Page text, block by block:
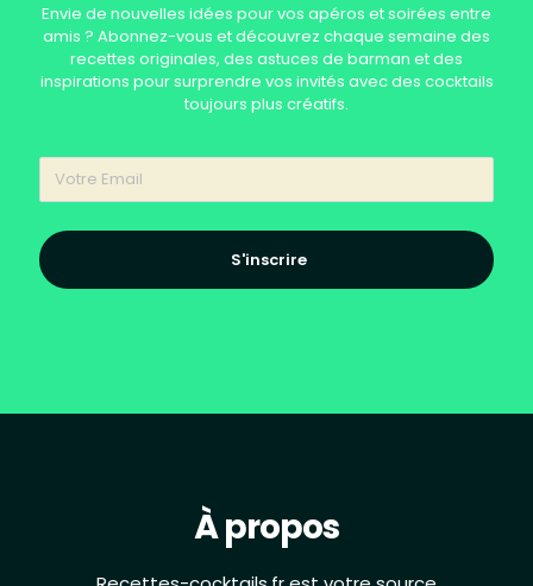
Envie de nouvelles idées pour vos apéros et soirées entre
amis ? Abonnez-vous et découvrez chaque semaine des
recettes originales, des astuces de barman et des
inspirations pour surprendre vos invités avec des cocktails
toujours plus créatifs.
S'inscrire
À propos